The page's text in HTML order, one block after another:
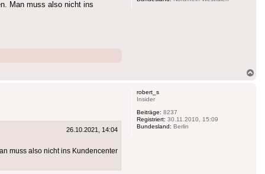
Man muss also nicht ins
robert_s
Insider
Beiträge: 8237
Registriert: 30.11.2010, 15:09
Bundesland: Berlin
26.10.2021, 14:04
muss also nicht ins Kundencenter